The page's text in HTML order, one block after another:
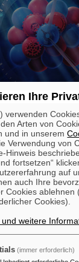
ist
gelungen.
Forschenden auf
Taktgeber
Jahren ermöglicht –
Atomuhr auf
Helmholtz-Instituts
Ihre
verwenden Cookies
Arten von
und in unserem
Verwendung von
Hinweis
fortsetzen“
auf
auch Ihre
Cookies ablehnen
Cookies).
weitere
(immer erforderlich)